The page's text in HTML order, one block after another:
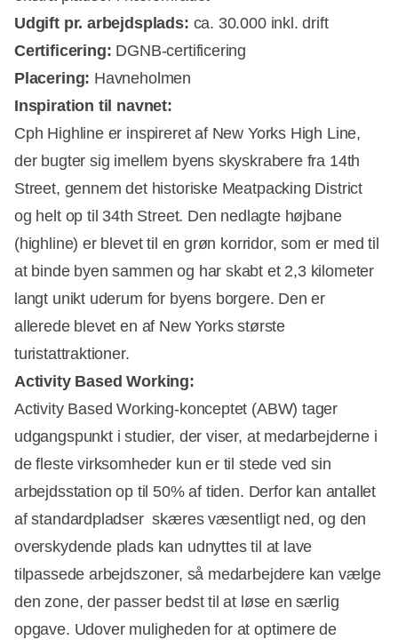
Udgift pr. arbejdsplads: ca. 30.000 inkl. drift
Certificering: DGNB-certificering
Placering: Havneholmen
Inspiration til navnet:
Cph Highline er inspireret af New Yorks High Line,
der bugter sig imellem byens skyskrabere fra 14th
Street, gennem det historiske Meatpacking District
og helt op til 34th Street. Den nedlagte højbane
(highline) er blevet til en grøn korridor, som er med til
at binde byen sammen og har skabt et 2,3 kilometer
langt unikt uderum for byens borgere. Den er
allerede blevet en af New Yorks største
turistattraktioner.
Activity Based Working:
Activity Based Working-konceptet (ABW) tager
udgangspunkt i studier, der viser, at medarbejderne i
de fleste virksomheder kun er til stede ved sin
arbejdsstation op til 50% af tiden. Derfor kan antallet
af standardpladser skæres væsentligt ned, og den
overskydende plads kan udnyttes til at lave
tilpassede arbejdszoner, så medarbejdere kan vælge
den zone, der passer bedst til at løse en særlig
opgave. Udover muligheden for at optimere de